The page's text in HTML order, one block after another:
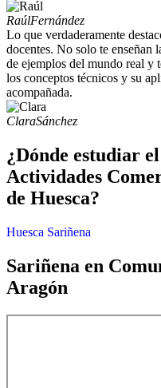
RaúlFernández
Lo que verdaderamente
docentes. No solo te enseñan
de ejemplos del mundo real y
los conceptos técnicos y su
acompañada.
ClaraSánchez
¿Dónde estudiar
Actividades
de Huesca?
Huesca Sariñena
Sariñena en
Aragón